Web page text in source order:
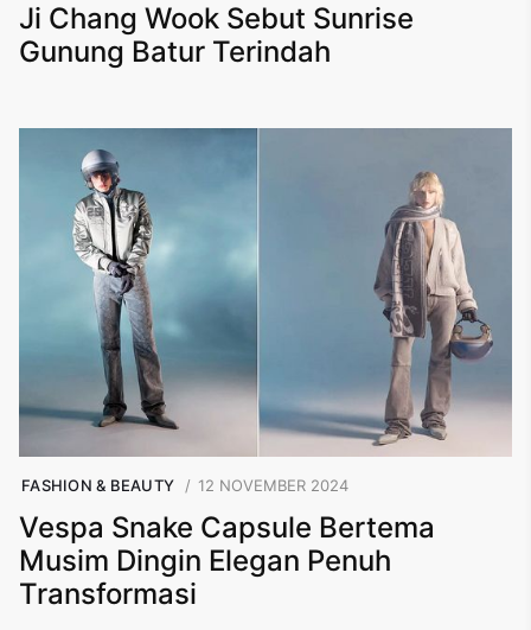
Ji Chang Wook Sebut Sunrise
Gunung Batur Terindah
FASHION & BEAUTY 12 NOVEMBER 2024
Vespa Snake Capsule Bertema
Musim Dingin Elegan Penuh
Transformasi